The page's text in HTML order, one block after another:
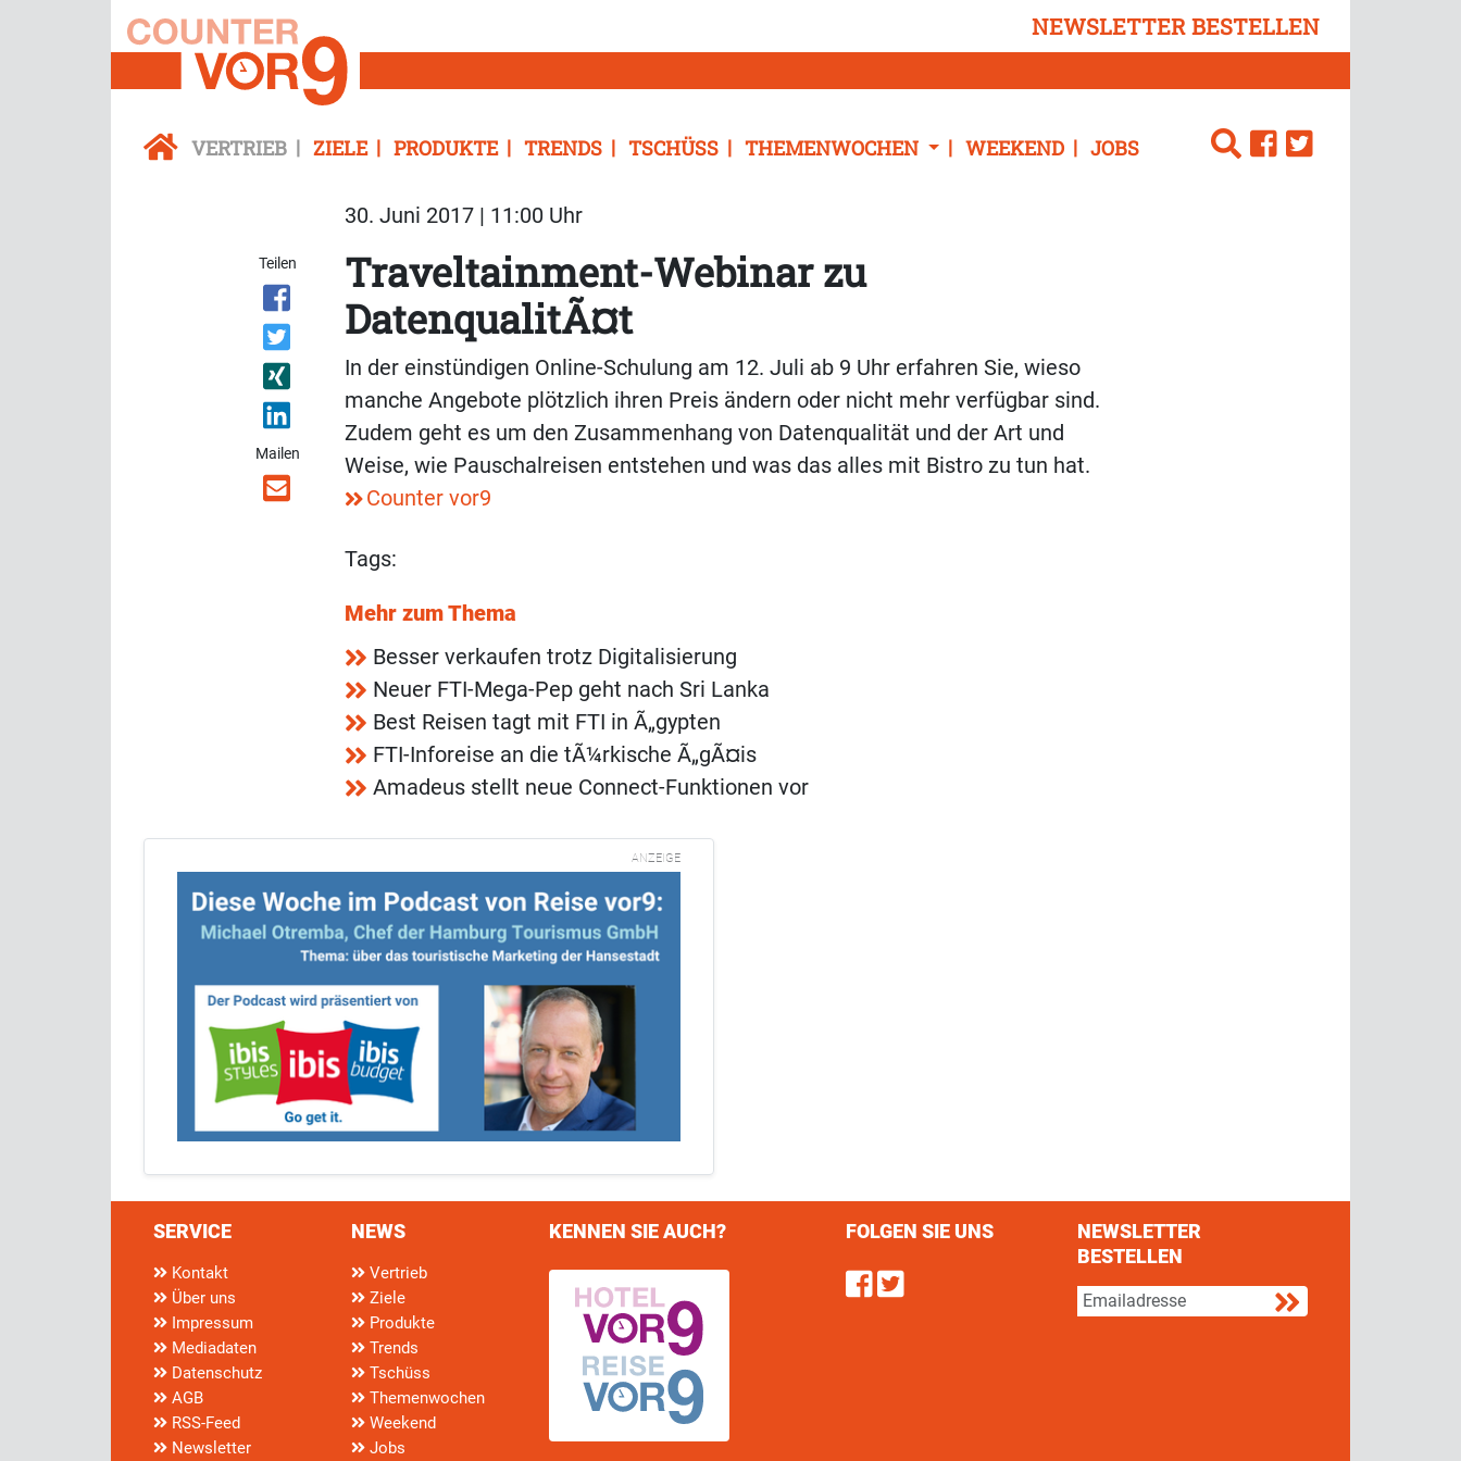
NEWSLETTER BESTELLEN
VERTRIEB ZIELE PRODUKTE TRENDS TSCHÜSS THEMENWOCHEN WEEKEND JOBS
30. Juni 2017 | 11:00 Uhr
Teilen
Mailen
Traveltainment-Webinar zu
DatenqualitÃ¤t
In der einstündigen Online-Schulung am 12. Juli ab 9 Uhr erfahren Sie, wieso
manche Angebote plötzlich ihren Preis ändern oder nicht mehr verfügbar sind.
Zudem geht es um den Zusammenhang von Datenqualität und der Art und
Weise, wie Pauschalreisen entstehen und was das alles mit Bistro zu tun hat.
Counter vor9
Tags:
Mehr zum Thema
Besser verkaufen trotz Digitalisierung
Neuer FTI-Mega-Pep geht nach Sri Lanka
Best Reisen tagt mit FTI in Ã„gypten
FTI-Inforeise an die tÃ¼rkische Ã„gÃ¤is
Amadeus stellt neue Connect-Funktionen vor
ANZEIGE
SERVICE
Kontakt
Über uns
Impressum
Mediadaten
Datenschutz
AGB
RSS-Feed
Newsletter
NEWS
Vertrieb
Ziele
Produkte
Trends
Tschüss
Themenwochen
Weekend
Jobs
KENNEN SIE AUCH? FOLGEN SIE UNS
Find us on Facebook
Follow us on Twitter
NEWSLETTER
BESTELLEN